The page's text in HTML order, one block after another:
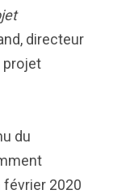
directeur
projet
du
février 2020